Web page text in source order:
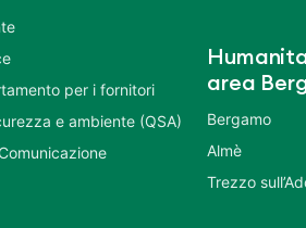
per i fornitori
e ambiente (QSA)
area
Bergamo
Almè
Trezzo